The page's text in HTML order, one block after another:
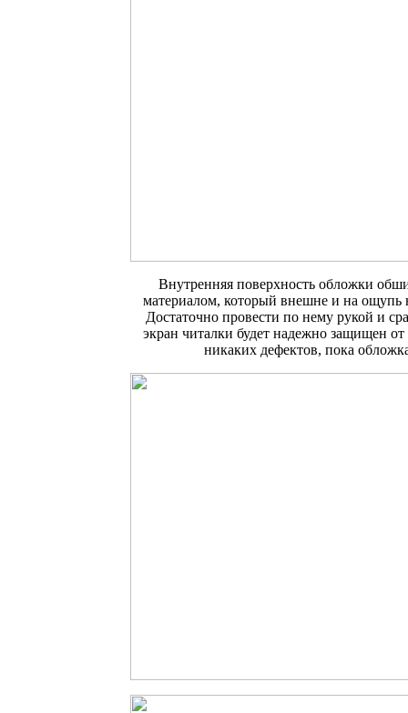
Внутренняя поверхность обложки
материалом, который внешне и на ощупь
Достаточно провести по нему рукой и
экран читалки будет надежно защищен
никаких дефектов, пока